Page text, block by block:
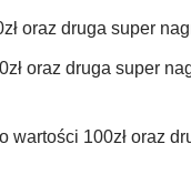
oraz druga super
oraz druga super
wartości 100zł oraz